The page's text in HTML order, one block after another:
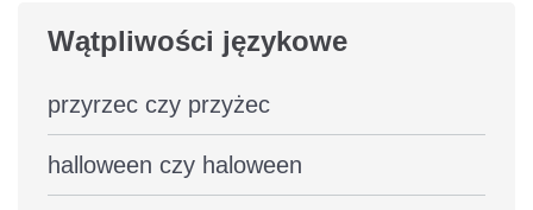
Wątpliwości językowe
przyrzec czy przyżec
halloween czy haloween